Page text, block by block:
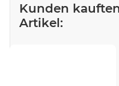
Kunden
Artikel: